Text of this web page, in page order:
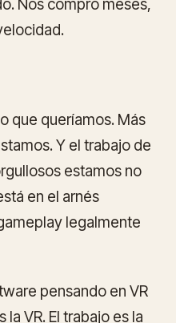
Nos compró meses,
que queríamos. Más
Y el trabajo de
estamos no
en el arnés
legalmente
pensando en VR
VR. El trabajo es la